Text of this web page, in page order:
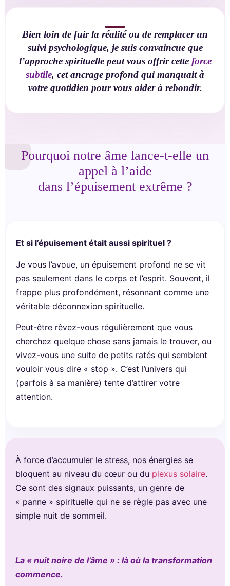
Bien loin de fuir la réalité ou de remplacer un
suivi psychologique, je suis convaincue que
l’approche spirituelle peut vous offrir cette force
subtile, cet ancrage profond qui manquait à
votre quotidien pour vous aider à rebondir.
Pourquoi notre âme lance-t-elle un
appel à l’aide
dans l’épuisement extrême ?
Et si l’épuisement était aussi spirituel ?
Je vous l’avoue, un épuisement profond ne se vit
pas seulement dans le corps et l’esprit. Souvent, il
frappe plus profondément, résonnant comme une
véritable déconnexion spirituelle.
Peut-être rêvez-vous régulièrement que vous
cherchez quelque chose sans jamais le trouver, ou
vivez-vous une suite de petits ratés qui semblent
vouloir vous dire « stop ». C’est l’univers qui
(parfois à sa manière) tente d’attirer votre
attention.
À force d’accumuler le stress, nos énergies se
bloquent au niveau du cœur ou du plexus solaire.
Ce sont des signaux puissants, un genre de
« panne » spirituelle qui ne se règle pas avec une
simple nuit de sommeil.
La « nuit noire de l’âme » : là où la transformation
commence.